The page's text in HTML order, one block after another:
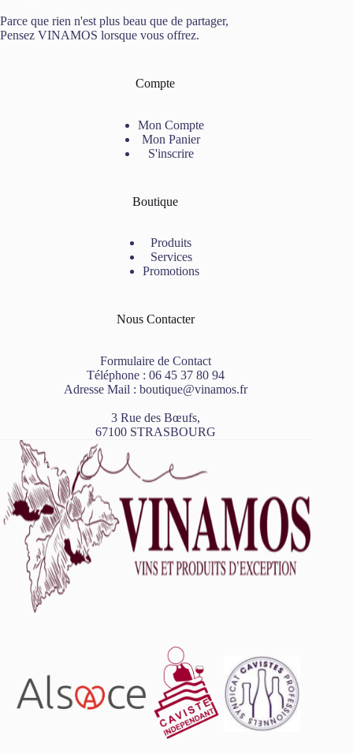
Parce que rien n'est plus beau que de partager,
Pensez VINAMOS lorsque vous offrez.
Compte
Mon Compte
Mon Panier
S'inscrire
Boutique
Produits
Services
Promotions
Nous Contacter
Formulaire de Contact
Téléphone : 06 45 37 80 94
Adresse Mail : boutique@vinamos.fr
3 Rue des Bœufs,
67100 STRASBOURG